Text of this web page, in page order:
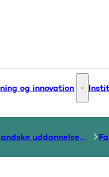
- Flere links
og innovation
Udenlandske uddannelser og dokumentation over grænser